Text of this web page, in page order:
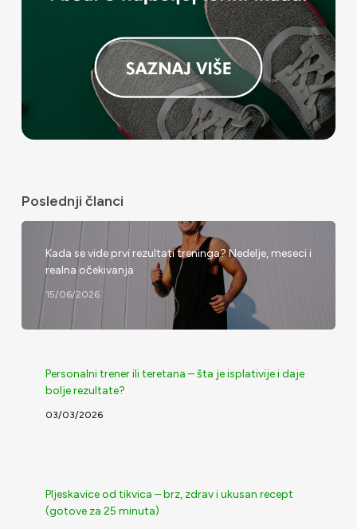
Poslednji članci
Kada se vide prvi rezultati treninga? Nedelje, meseci i
realna očekivanja
15/06/2026
Personalni trener ili teretana – šta je isplativije i daje
bolje rezultate?
03/03/2026
Pljeskavice od tikvica – brz, zdrav i ukusan recept
(gotove za 25 minuta)